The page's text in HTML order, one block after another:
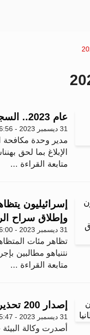
عام 2023.. السجل الأسوأ في تاريخ السودانيين الحقوقي
31 ديسمبر 2023 - 16:56
مدير وحدة مكافحة
الإبلاغ بما لحق
متابعة القراءة ...
إسرائيليون
وإطلاق سراح
31 ديسمبر 2023 - 16:00
تظاهر مئات
نتنياهو مطالبين
متابعة القراءة ...
إصدار 200 تحذير من الفيضانات بأنحاء بريطانيا
31 ديسمبر 2023 - 15:47
أصدرت وكالة